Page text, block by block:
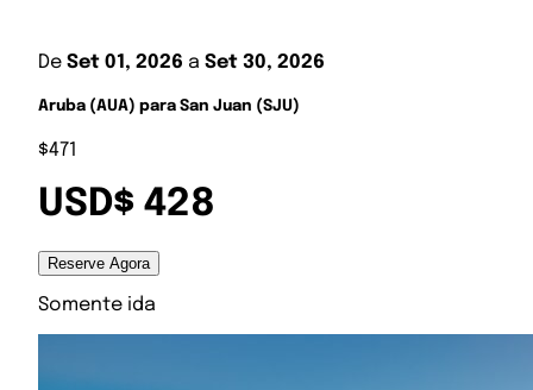
De Set 01, 2026 a Set 30, 2026
Aruba (AUA) para San Juan (SJU)
$471
USD$ 428
Reserve Agora
Somente ida